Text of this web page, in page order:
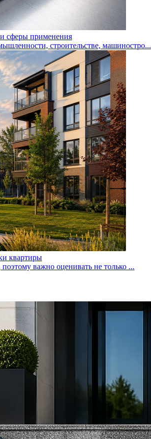
сферы применения
строительстве, машиностро...
квартиры
важно оценивать не только ...